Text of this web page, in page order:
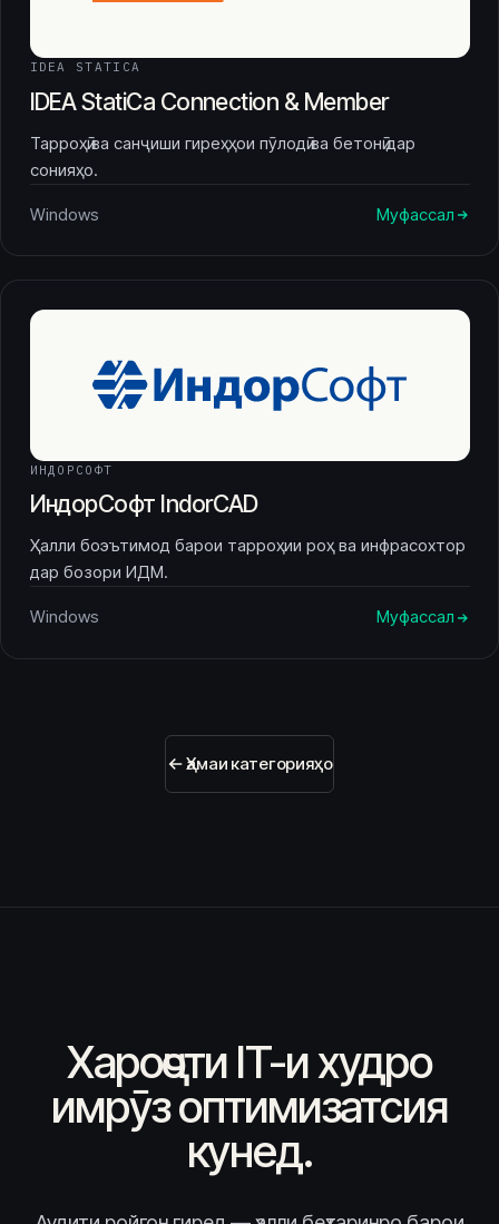
IDEA STATICA
IDEA StatiCa Connection & Member
Тарроҳӣ ва санҷиши гиреҳҳои пӯлодӣ ва бетонӣ дар
сонияҳо.
Windows Муфассал
ИНДОРСОФТ
ИндорСофт IndorCAD
Ҳалли боэътимод барои тарроҳии роҳ ва инфрасохтор
дар бозори ИДМ.
Windows Муфассал
Ҳамаи категорияҳо
Хароҷоти IT-и худро
имрӯз оптимизатсия
кунед.